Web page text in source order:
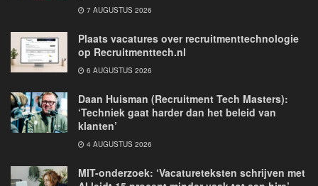
7 AUGUSTUS 2026
Plaats vacatures over recruitmenttechnologie
op Recruitmenttech.nl
6 AUGUSTUS 2026
Daan Huisman (Recruitment Tech Masters):
‘Techniek gaat harder dan het beleid van
klanten’
4 AUGUSTUS 2026
MIT-onderzoek: ‘Vacatureteksten schrijven met